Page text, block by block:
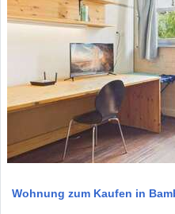
Wohnung zum Kaufen in